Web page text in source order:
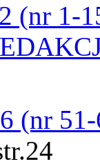
(nr 1-
(nr